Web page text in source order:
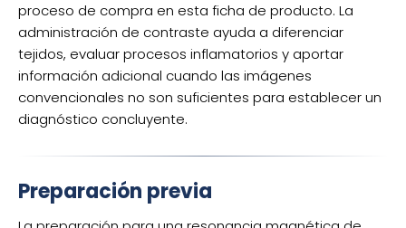
proceso de compra en esta ficha de producto. La
administración de contraste ayuda a diferenciar
tejidos, evaluar procesos inflamatorios y aportar
información adicional cuando las imágenes
convencionales no son suficientes para establecer un
diagnóstico concluyente.
Preparación previa